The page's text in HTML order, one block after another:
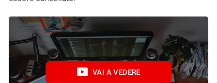
VAI A VEDERE